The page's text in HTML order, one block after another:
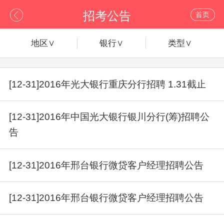
招考公告 首页
地区∨ 银行∨ 类型∨
[12-31]2016年光大银行重庆分行招聘 1.31截止
[12-31]2016年中国光大银行银川分行(筹)招聘公
告
[12-31]2016年邢台银行微贷客户经理招聘公告
[12-31]2016年邢台银行微贷客户经理招聘公告